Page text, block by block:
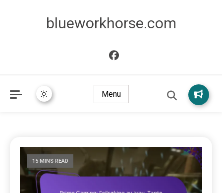
blueworkhorse.com
Menu
15 MINS READ